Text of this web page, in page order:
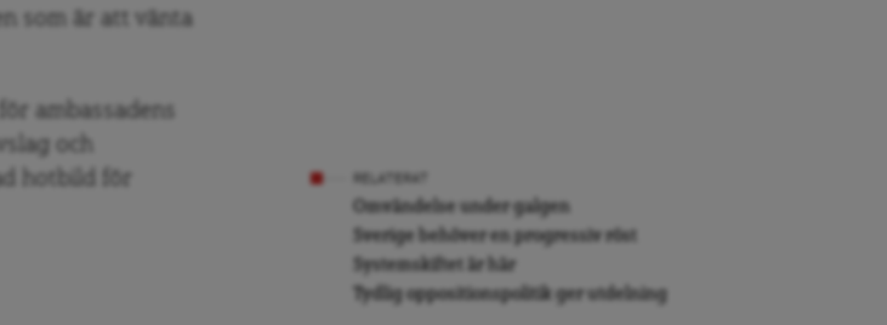
som är att vänta
ambassadens
och
hotbild för
Omvändelse under galgen
Sverige behöver en progressiv röst
Systemskiftet är här
Tydlig oppositionspolitik ger utdelning